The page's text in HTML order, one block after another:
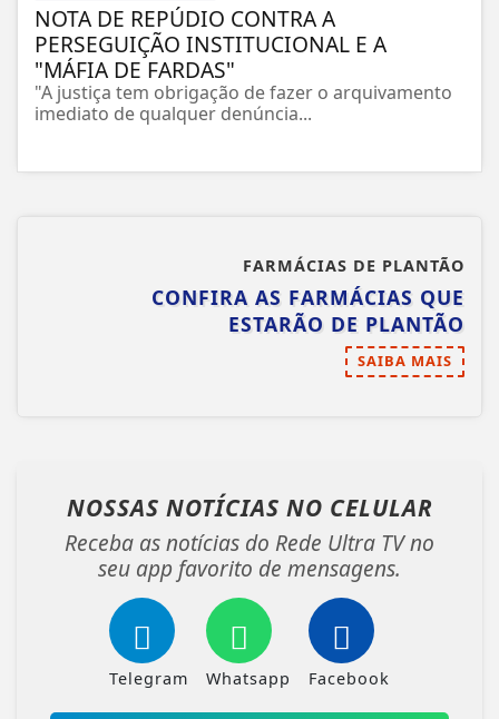
NOTA DE REPÚDIO CONTRA A
PERSEGUIÇÃO INSTITUCIONAL E A
"MÁFIA DE FARDAS"
"A justiça tem obrigação de fazer o arquivamento
imediato de qualquer denúncia...
FARMÁCIAS DE PLANTÃO
CONFIRA AS FARMÁCIAS QUE
ESTARÃO DE PLANTÃO
SAIBA MAIS
NOSSAS NOTÍCIAS NO CELULAR
Receba as notícias do Rede Ultra TV no
seu app favorito de mensagens.
Telegram Whatsapp Facebook